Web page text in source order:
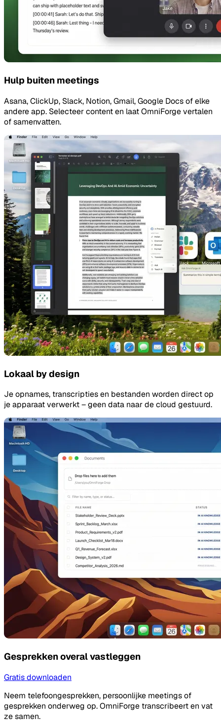
Hulp buiten meetings
Asana, ClickUp, Slack, Notion, Gmail, Google Docs of elke
andere app. Selecteer content en laat OmniForge vertalen
of samenvatten.
Lokaal by design
Je opnames, transcripties en bestanden worden direct op
je apparaat verwerkt – geen data naar de cloud gestuurd.
Gesprekken overal vastleggen
Gratis downloaden
Neem telefoongesprekken, persoonlijke meetings of
gesprekken onderweg op. OmniForge transcribeert en vat
ze samen.